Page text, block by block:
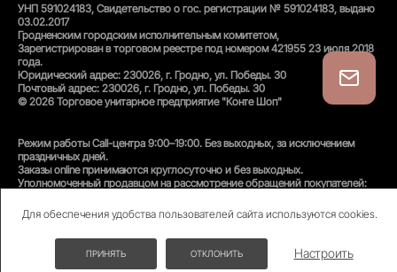
Для обеспечения удобства пользователей сайта используются cookies.
ПРИНЯТЬ ОТКЛОНИТЬ Настроить
УНП 591024183, Свидетельство о гос. регистрации № 591024183, выдано
03.02.2017
Гродненским городским исполнительным комитетом,
Зарегистрирован в торговом реестре под номером 421955 23 июля 2018
года.
Юридический адрес: 230026, г. Гродно, ул. Победы. 30
Почтовый адрес: 230026, г. Гродно, ул. Победы. 30
© 2026 Торговое унитарное предприятие "Конте Шоп"
Режим работы Call-центра 9:00–19:00. Без выходных, за исключением
праздничных дней.
Заказы online принимаются круглосуточно и без выходных.
Уполномоченный продавцом на рассмотрение обращений покупателей:
Унитарного предприятия «Конте Шоп», тел:+375(152)50-94-35, email:
info@conteshop.by
Уполномоченный по защите прав потребителей:
Отдел общественного питания и услуг управления торговли и услуг